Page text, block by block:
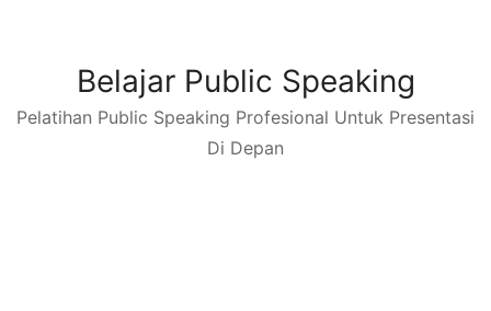
Belajar Public Speaking
Pelatihan Public Speaking Profesional Untuk Presentasi
Di Depan